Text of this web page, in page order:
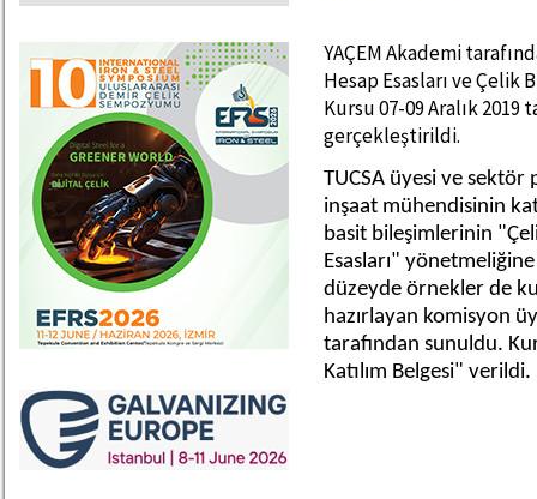
YAÇEM Akademi
Hesap Esasları ve Çelik
Kursu 07-09 Aralık
gerçekleştirildi.
TUCSA üyesi ve sektör
inşaat mühendisinin
basit bileşimlerinin
Esasları"
düzeyde örnekler de
hazırlayan komisyon
tarafından sunuldu.
Katılım Belgesi" verildi.